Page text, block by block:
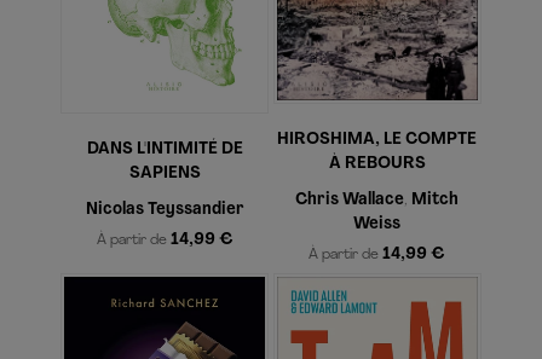
DANS L'INTIMITÉ DE
SAPIENS
Nicolas Teyssandier
À partir de 14,99 €
HIROSHIMA, LE COMPTE
À REBOURS
Chris Wallace, Mitch
Weiss
À partir de14,99 €